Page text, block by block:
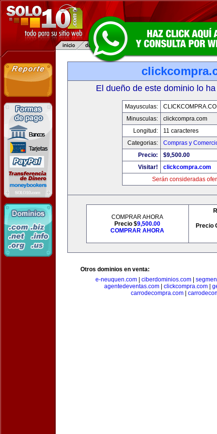
El dueño de este dominio lo
Mayusculas:
Minusculas:
clickcompra.com
Longitud:
11 caracteres
Categorias:
Compras y
Precio:
$9,500.00
Visitar!
clickcompra.com
Serán consideradas
COMPRAR AHORA
Precio $9,500.00
COMPRAR AHORA
Precio
Otros dominios en venta:
e-neuquen.com
ciberdominios.com
agentedeventas.com| clickcompra.com|
carrodecompra.com|